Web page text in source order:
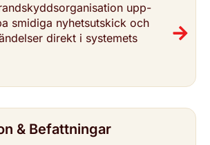
upp­
smidiga nyhets­ut­skick och
direkt i systemets
& Befatt­ning­ar